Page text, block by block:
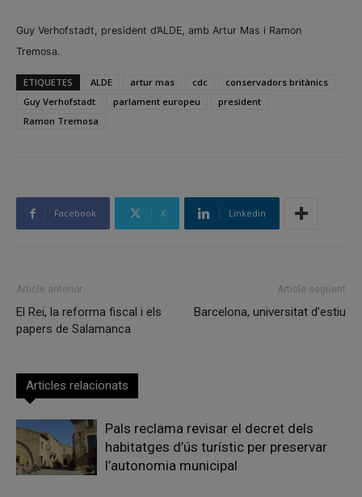
Guy Verhofstadt, president d’ALDE, amb Artur Mas i Ramon
Tremosa.
ETIQUETES ALDE artur mas cdc
conservadors britànics
Guy Verhofstadt
parlament europeu
president
Ramon Tremosa
Facebook X Linkedin
Article anterior
El Rei, la reforma fiscal i els
papers de Salamanca
Article següent
Barcelona, universitat d’estiu
Articles relacionats
Pals reclama revisar el decret dels
habitatges d’ús turístic per preservar
l’autonomia municipal